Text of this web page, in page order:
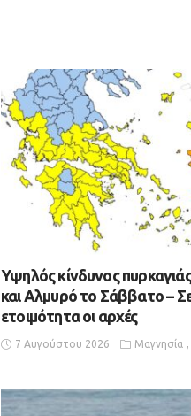
Υψηλός κίνδυνος
και Αλμυρό το Σάββατο –
ετοιμότητα οι αρχές
7 Αυγούστου 2026 Μαγνησία